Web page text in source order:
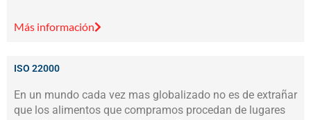
Más información
ISO 22000
En un mundo cada vez mas globalizado no es de extrañar
que los alimentos que compramos procedan de lugares